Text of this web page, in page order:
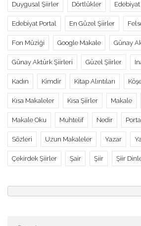
Duygusal Şiirler Dörtlükler Edebiyat
Edebiyat Portal En Güzel Şiirler
Fon Müziği Google Makale Günay
Günay Aktürk Şiirleri Güzel Şiirler
Kadın Kimdir Kitap Alıntıları
Kısa Makaleler Kısa Şiirler Makale
Makale Oku Muhtelif Nedir
Sözleri Uzun Makaleler Yazar
Çekirdek Şiirler Şair Şiir Şiir